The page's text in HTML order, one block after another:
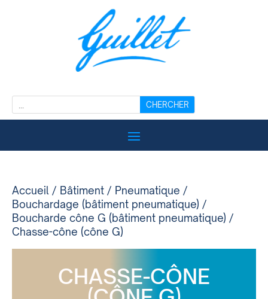
Accueil / Bâtiment / Pneumatique /
Bouchardage (bâtiment pneumatique) /
Boucharde cône G (bâtiment pneumatique) /
Chasse-cône (cône G)
CHASSE-CÔNE